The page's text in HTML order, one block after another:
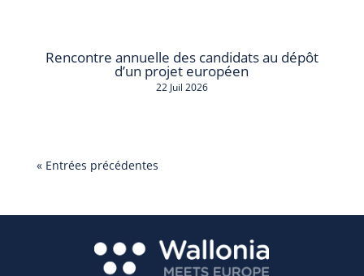
Rencontre annuelle des candidats au dépôt
d’un projet européen
22 Juil 2026
« Entrées précédentes